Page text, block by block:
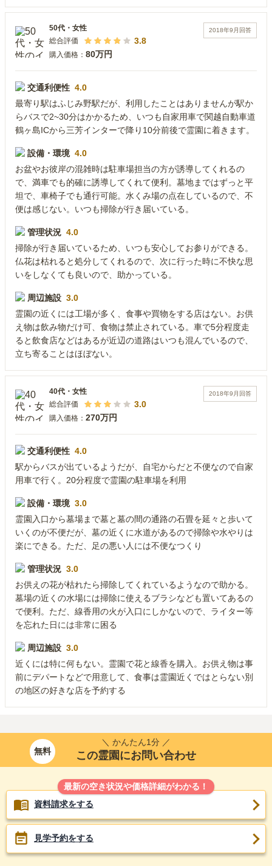
2018年9月 回答
50代 ・ 女性
総合評価
3.8
購入価格： 80万円
交通利便性 4.0
最寄り駅はふじみ野駅だが、利用したことはありませんが駅か
らバスで2~30分はかかるため、いつも自家用車で関越自動車道
鶴ヶ島ICから三芳インターで降り10分前後で霊園に着きます。
設備・環境 4.0
お盆やお彼岸の混雑時は駐車場担当の方が誘導してくれるの
で、満車でも的確に誘導してくれて便利。墓地まではずっと平
坦で、車椅子でも通行可能。水くみ場の点在しているので、不
便は感じない。いつも掃除が行き届いている。
管理状況 4.0
掃除が行き届いているため、いつも安心してお参りができる。
仏花は枯れると処分してくれるので、次に行った時に不快な思
いをしなくても良いので、助かっている。
周辺施設 3.0
霊園の近くには工場が多く、食事や買物をする店はない。お供
え物は飲み物だけ可、食物は禁止されている。車で5分程度走
ると飲食店などはあるが近辺の道路はいつも混んでいるので、
立ち寄ることはほぼない。
2018年9月 回答
40代 ・ 女性
総合評価
3.0
購入価格： 270万円
交通利便性 4.0
駅からバスが出ているようだが、自宅からだと不便なので自家
用車で行く。20分程度で霊園の駐車場を利用
設備・環境 3.0
霊園入口から墓場まで墓と墓の間の通路の石畳を延々と歩いて
いくのが不便だが、墓の近くに水道があるので掃除や水やりは
楽にできる。ただ、足の悪い人には不便なつくり
管理状況 3.0
お供えの花が枯れたら掃除してくれているようなので助かる。
墓場の近くの水場には掃除に使えるブラシなども置いてあるの
で便利。ただ、線香用の火が入口にしかないので、ライター等
を忘れた日には非常に困る
周辺施設 3.0
近くには特に何もない。霊園で花と線香を購入。お供え物は事
前にデパートなどで用意して、食事は霊園近くではとらない別
の地区の好きな店を予約する
無料
＼ かんたん1分 ／
この霊園にお問い合わせ
最新の空き状況や価格詳細がわかる！
資料請求をする
見学予約をする